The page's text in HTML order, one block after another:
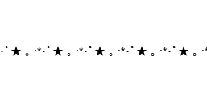
ﾟ★.｡.:*･ﾟ★.｡.:*･ﾟ★.｡.:*･ﾟ★.｡.:*･ﾟ★.｡.:*